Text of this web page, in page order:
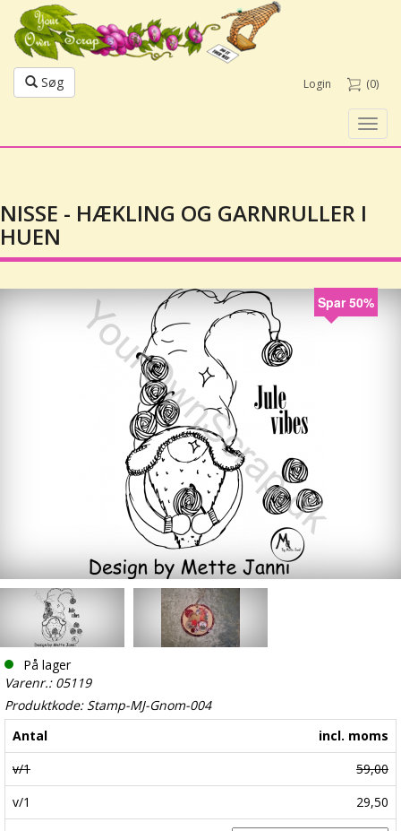
Søg Login (0)
NISSE - HÆKLING OG GARNRULLER I
HUEN
Spar 50%
På lager
Varenr.: 05119
Produktkode: Stamp-MJ-Gnom-004
Antal
incl. moms
v/1
59,00
v/1
29,50